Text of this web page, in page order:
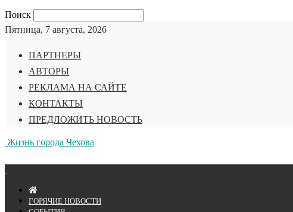
Поиск
Пятница, 7 августа, 2026
ПАРТНЕРЫ
АВТОРЫ
РЕКЛАМА НА САЙТЕ
КОНТАКТЫ
ПРЕДЛОЖИТЬ НОВОСТЬ
Жизнь города Чехова
ГОРЯЧИЕ НОВОСТИ